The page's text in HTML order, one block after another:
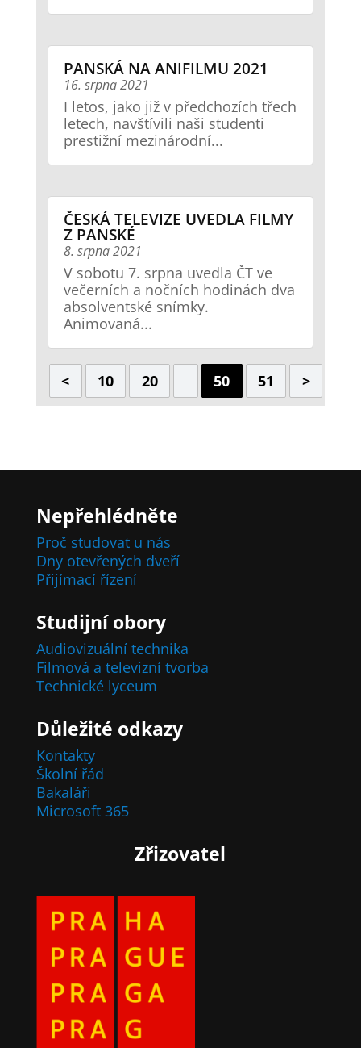
PANSKÁ NA ANIFILMU 2021
16. srpna 2021
I letos, jako již v předchozích třech
letech, navštívili naši studenti
prestižní mezinárodní...
ČESKÁ TELEVIZE UVEDLA FILMY
Z PANSKÉ
8. srpna 2021
V sobotu 7. srpna uvedla ČT ve
večerních a nočních hodinách dva
absolventské snímky.
Animovaná...
< 10 20 50 51 >
Nepřehlédněte
Proč studovat u nás
Dny otevřených dveří
Přijímací řízení
Studijní obory
Audiovizuální technika
Filmová a televizní tvorba
Technické lyceum
Důležité odkazy
Kontakty
Školní řád
Bakaláři
Microsoft 365
Zřizovatel